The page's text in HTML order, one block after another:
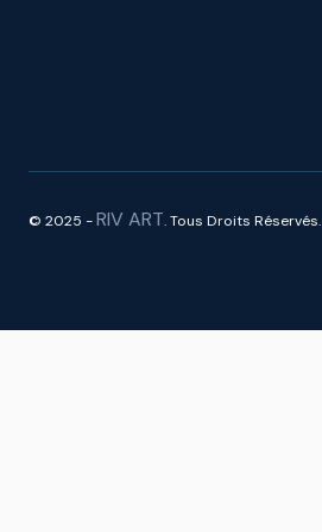
© 2025 -RIV ART. Tous Droits Réservés.